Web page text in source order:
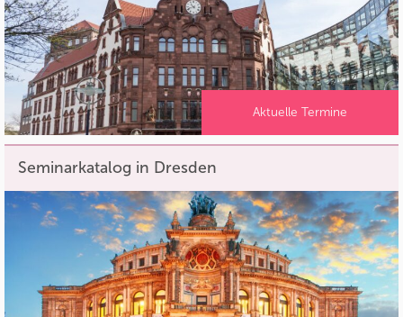
Aktuelle Termine
Seminarkatalog in Dresden